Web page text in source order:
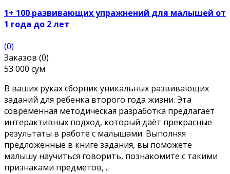
1+ 100 развивающих упражнений для малышей от
1 года до 2 лет
(0)
Заказов (0)
53 000 сум
В ваших руках сборник уникальных развивающих
заданий для ребенка второго года жизни. Эта
современная методическая разработка предлагает
интерактивных подход, который даёт прекрасные
результаты в работе с малышами. Выполняя
предложенные в книге задания, вы поможете
малышу научиться говорить, познакомите с такими
признаками предметов, ..